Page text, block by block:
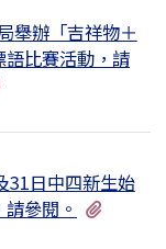
舉辦「吉祥物＋
比賽活動，請
31日中四新生始
參閱。